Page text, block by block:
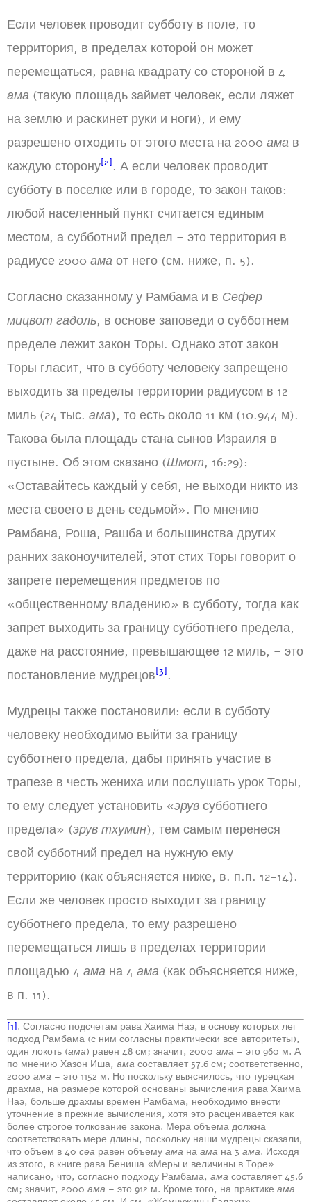
Если человек проводит субботу в поле, то
территория, в пределах которой он может
перемещаться, равна квадрату со стороной в 4
ама (такую площадь займет человек, если ляжет
на землю и раскинет руки и ноги), и ему
разрешено отходить от этого места на 2000 ама в
каждую сторону[2] . А если человек проводит
субботу в поселке или в городе, то закон таков:
любой населенный пункт считается единым
местом, а субботний предел – это территория в
радиусе 2000 ама от него (см. ниже, п. 5).
Согласно сказанному у Рамбама и в Сефер
мицвот гадоль, в основе заповеди о субботнем
пределе лежит закон Торы. Однако этот закон
Торы гласит, что в субботу человеку запрещено
выходить за пределы территории радиусом в 12
миль (24 тыс. ама), то есть около 11 км (10.944 м).
Такова была площадь стана сынов Израиля в
пустыне. Об этом сказано (Шмот, 16:29):
«Оставайтесь каждый у себя, не выходи никто из
места своего в день седьмой». По мнению
Рамбана, Роша, Рашба и большинства других
ранних законоучителей, этот стих Торы говорит о
запрете перемещения предметов по
«общественному владению» в субботу, тогда как
запрет выходить за границу субботнего предела,
даже на расстояние, превышающее 12 миль, – это
постановление мудрецов[3] .
Мудрецы также постановили: если в субботу
человеку необходимо выйти за границу
субботнего предела, дабы принять участие в
трапезе в честь жениха или послушать урок Торы,
то ему следует установить «эрув субботнего
предела» (эрув тхумин), тем самым перенеся
свой субботний предел на нужную ему
территорию (как объясняется ниже, в. п.п. 12-14).
Если же человек просто выходит за границу
субботнего предела, то ему разрешено
перемещаться лишь в пределах территории
площадью 4 ама на 4 ама (как объясняется ниже,
в п. 11).
[1]. Согласно подсчетам рава Хаима Наэ, в основу которых лег
подход Рамбама (с ним согласны практически все авторитеты),
один локоть (ама) равен 48 см; значит, 2000 ама – это 960 м. А
по мнению Хазон Иша, ама составляет 57.6 см; соответственно,
2000 ама – это 1152 м. Но поскольку выяснилось, что турецкая
драхма, на размере которой основаны вычисления рава Хаима
Наэ, больше драхмы времен Рамбама, необходимо внести
уточнение в прежние вычисления, хотя это расценивается как
более строгое толкование закона. Мера объема должна
соответствовать мере длины, поскольку наши мудрецы сказали,
что объем в 40 сеа равен объему ама на ама на 3 ама. Исходя
из этого, в книге рава Бениша «Меры и величины в Торе»
написано, что, согласно подходу Рамбама, ама составляет 45.6
см; значит, 2000 ама – это 912 м. Кроме того, на практике ама